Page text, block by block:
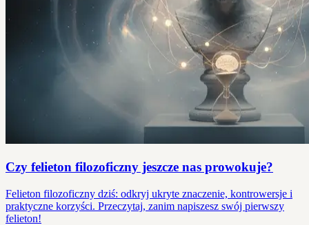
Czy felieton filozoficzny jeszcze nas prowokuje?
Felieton filozoficzny dziś: odkryj ukryte znaczenie, kontrowersje i
praktyczne korzyści. Przeczytaj, zanim napiszesz swój pierwszy
felieton!